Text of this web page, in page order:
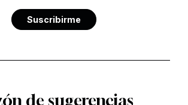
Suscribirme
de sugerencias